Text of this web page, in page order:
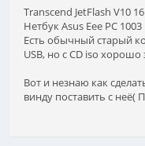
Transcend JetFlash V10
Нетбук Asus Eee PC
Есть обычный старый
USB, но с CD iso хорошо
Вот и незнаю как
винду поставить с неё(